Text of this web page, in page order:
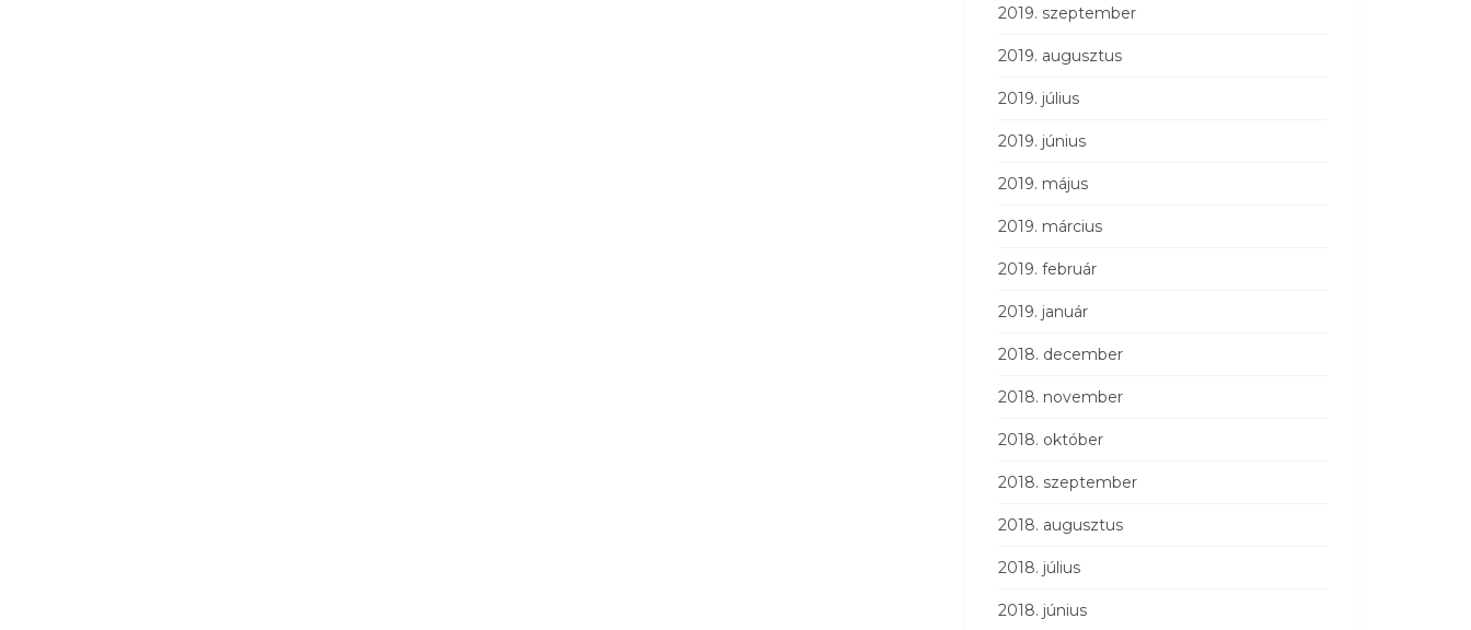
2019. szeptember
2019. augusztus
2019. július
2019. június
2019. május
2019. március
2019. február
2019. január
2018. december
2018. november
2018. október
2018. szeptember
2018. augusztus
2018. július
2018. június